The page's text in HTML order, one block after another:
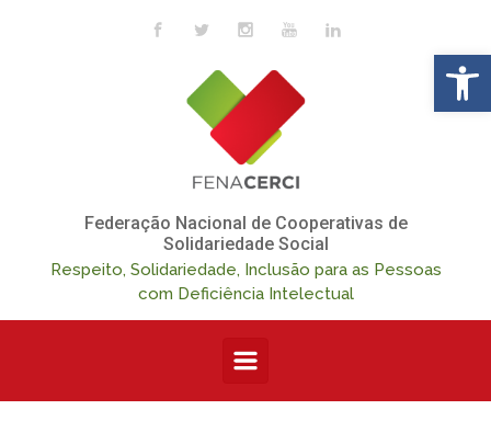
Skip to main content
Federação Nacional de Cooperativas de
Solidariedade Social
Respeito, Solidariedade, Inclusão para as Pessoas
com Deficiência Intelectual